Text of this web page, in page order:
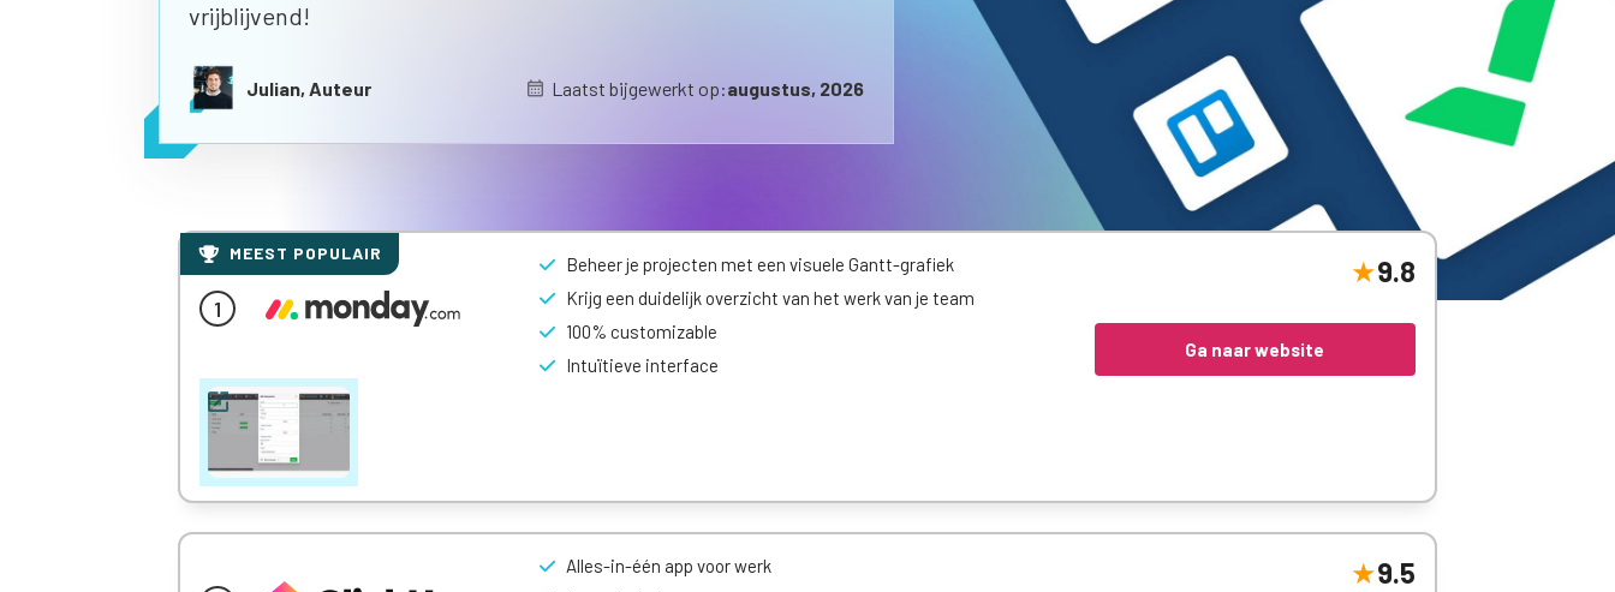
vrijblijvend!
Julian, Auteur Laatst bijgewerkt op:augustus, 2026
MEEST POPULAIR
9.8
Beheer je projecten met een visuele Gantt-grafiek
Krijg een duidelijk overzicht van het werk van je team
100% customizable
Intuïtieve interface
Ga naar website
9.5
Alles-in-één app voor werk